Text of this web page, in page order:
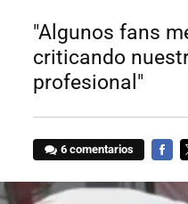
"Algunos fans
criticando
profesional"
6 comentarios